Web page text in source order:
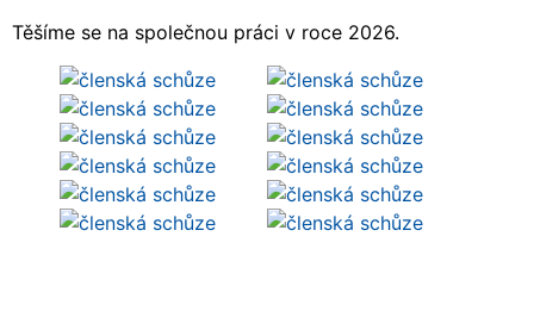
Těšíme se na společnou práci v roce 2026.